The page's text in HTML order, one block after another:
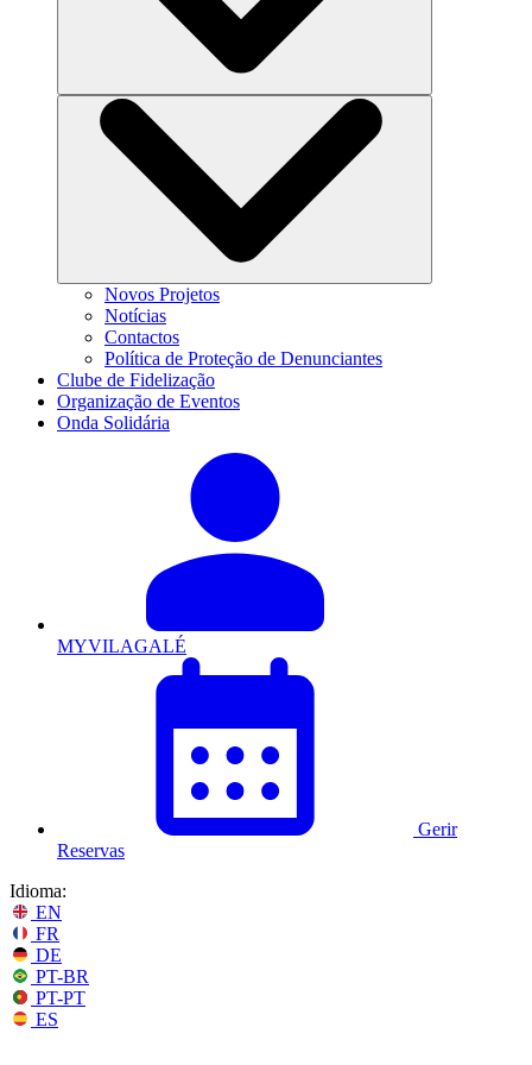
Novos Projetos
Notícias
Contactos
Política de Proteção de Denunciantes
Clube de Fidelização
Organização de Eventos
Onda Solidária
MYVILAGALÉ
Gerir
Reservas
Idioma:
EN
FR
DE
PT-BR
PT-PT
ES